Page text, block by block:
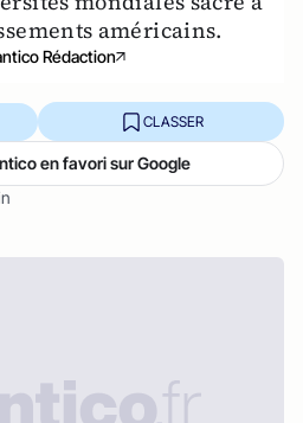
américains.
Rédaction
CLASSER
en favori sur Google